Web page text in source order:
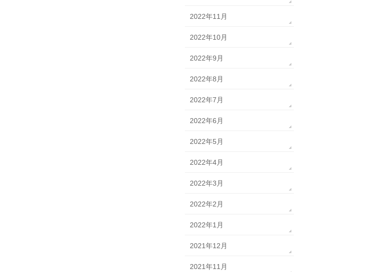
2022年11月
2022年10月
2022年9月
2022年8月
2022年7月
2022年6月
2022年5月
2022年4月
2022年3月
2022年2月
2022年1月
2021年12月
2021年11月